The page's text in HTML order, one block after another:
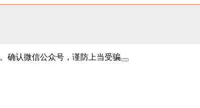
。确认微信公众号，谨防上当受骗